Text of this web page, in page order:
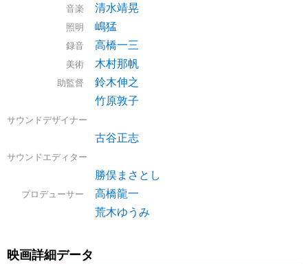
音楽 清水靖晃
照明 嶋猛
録音 高橋一三
美術 木村那帆
助監督
鈴木伸之
竹原敦子
サウンドデザイナー
古谷正志
サウンドエディター
勝俣まさとし
プロデューサー
高橋龍一
荒木ゆうみ
映画詳細データ